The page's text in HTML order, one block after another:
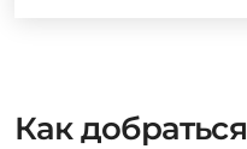
Как добраться